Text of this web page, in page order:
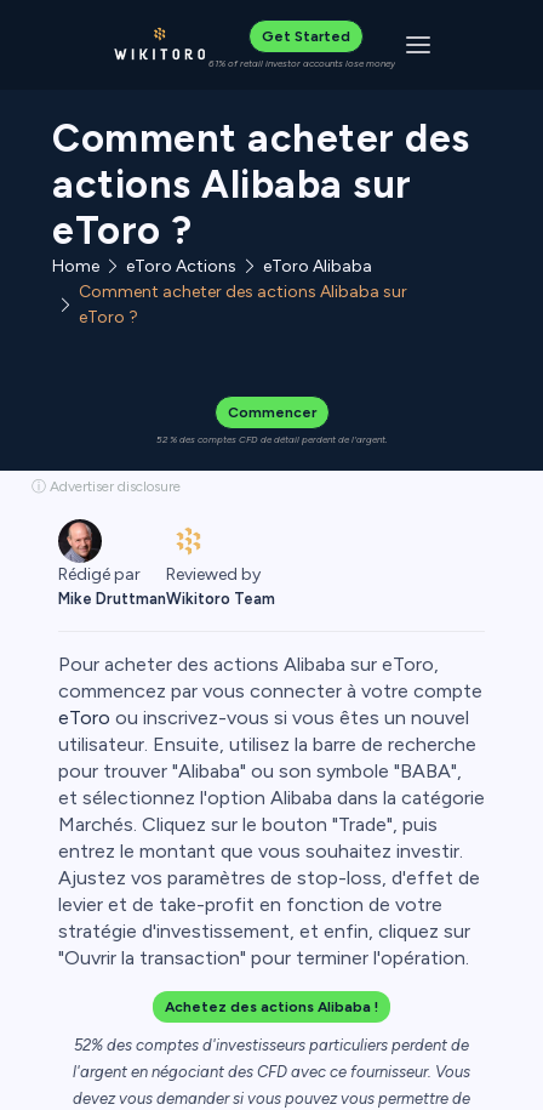
Get Started
61% of retail investor accounts lose money Toggle
Comment acheter des
actions Alibaba sur
eToro ?
Home eToro Actions
eToro Alibaba
Comment acheter des actions Alibaba sur
eToro ?
Commencer
52 % des comptes CFD de détail perdent de l'argent.
ⓘ Advertiser disclosure
Rédigé par
Mike Druttman
Reviewed by
Wikitoro Team
Pour acheter des actions Alibaba sur eToro,
commencez par vous connecter à votre compte
eToro ou inscrivez-vous si vous êtes un nouvel
utilisateur. Ensuite, utilisez la barre de recherche
pour trouver "Alibaba" ou son symbole "BABA",
et sélectionnez l'option Alibaba dans la catégorie
Marchés. Cliquez sur le bouton "Trade", puis
entrez le montant que vous souhaitez investir.
Ajustez vos paramètres de stop-loss, d'effet de
levier et de take-profit en fonction de votre
stratégie d'investissement, et enfin, cliquez sur
"Ouvrir la transaction" pour terminer l'opération.
Achetez des actions Alibaba !
52% des comptes d'investisseurs particuliers perdent de
l'argent en négociant des CFD avec ce fournisseur. Vous
devez vous demander si vous pouvez vous permettre de